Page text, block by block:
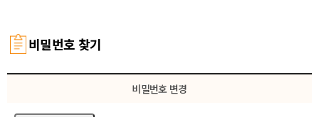
비밀번호 찾기
비밀번호 변경